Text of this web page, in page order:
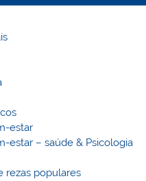
estar
estar – saúde & Psicologia
rezas populares